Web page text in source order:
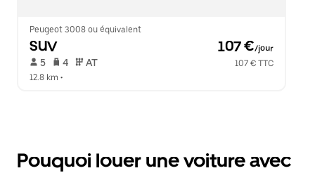
Peugeot 3008 ou équivalent
SUV 107 €/jour
5 4 AT
107 € TTC
12.8 km •
Pouquoi louer une voiture avec